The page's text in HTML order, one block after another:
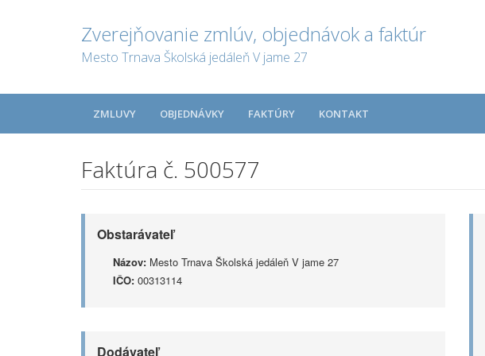
Zverejňovanie zmlúv, objednávok a faktúr
Mesto Trnava Školská jedáleň V jame 27
ZMLUVY OBJEDNÁVKY FAKTÚRY KONTAKT
Faktúra č. 500577
Obstarávateľ
Názov: Mesto Trnava Školská jedáleň V jame 27
IČO: 00313114
Dodávateľ